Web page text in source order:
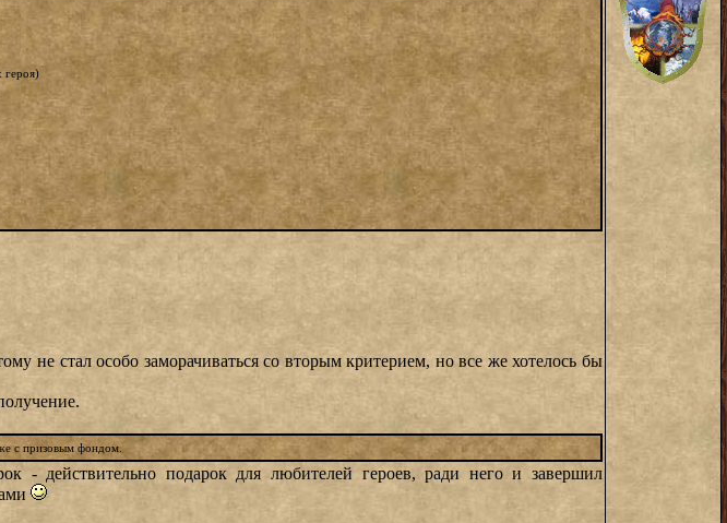
героя)
не стал особо заморачиваться со вторым критерием, но все же хотелось бы
с призовым фондом.
- действительно подарок для любителей героев, ради него и завершил